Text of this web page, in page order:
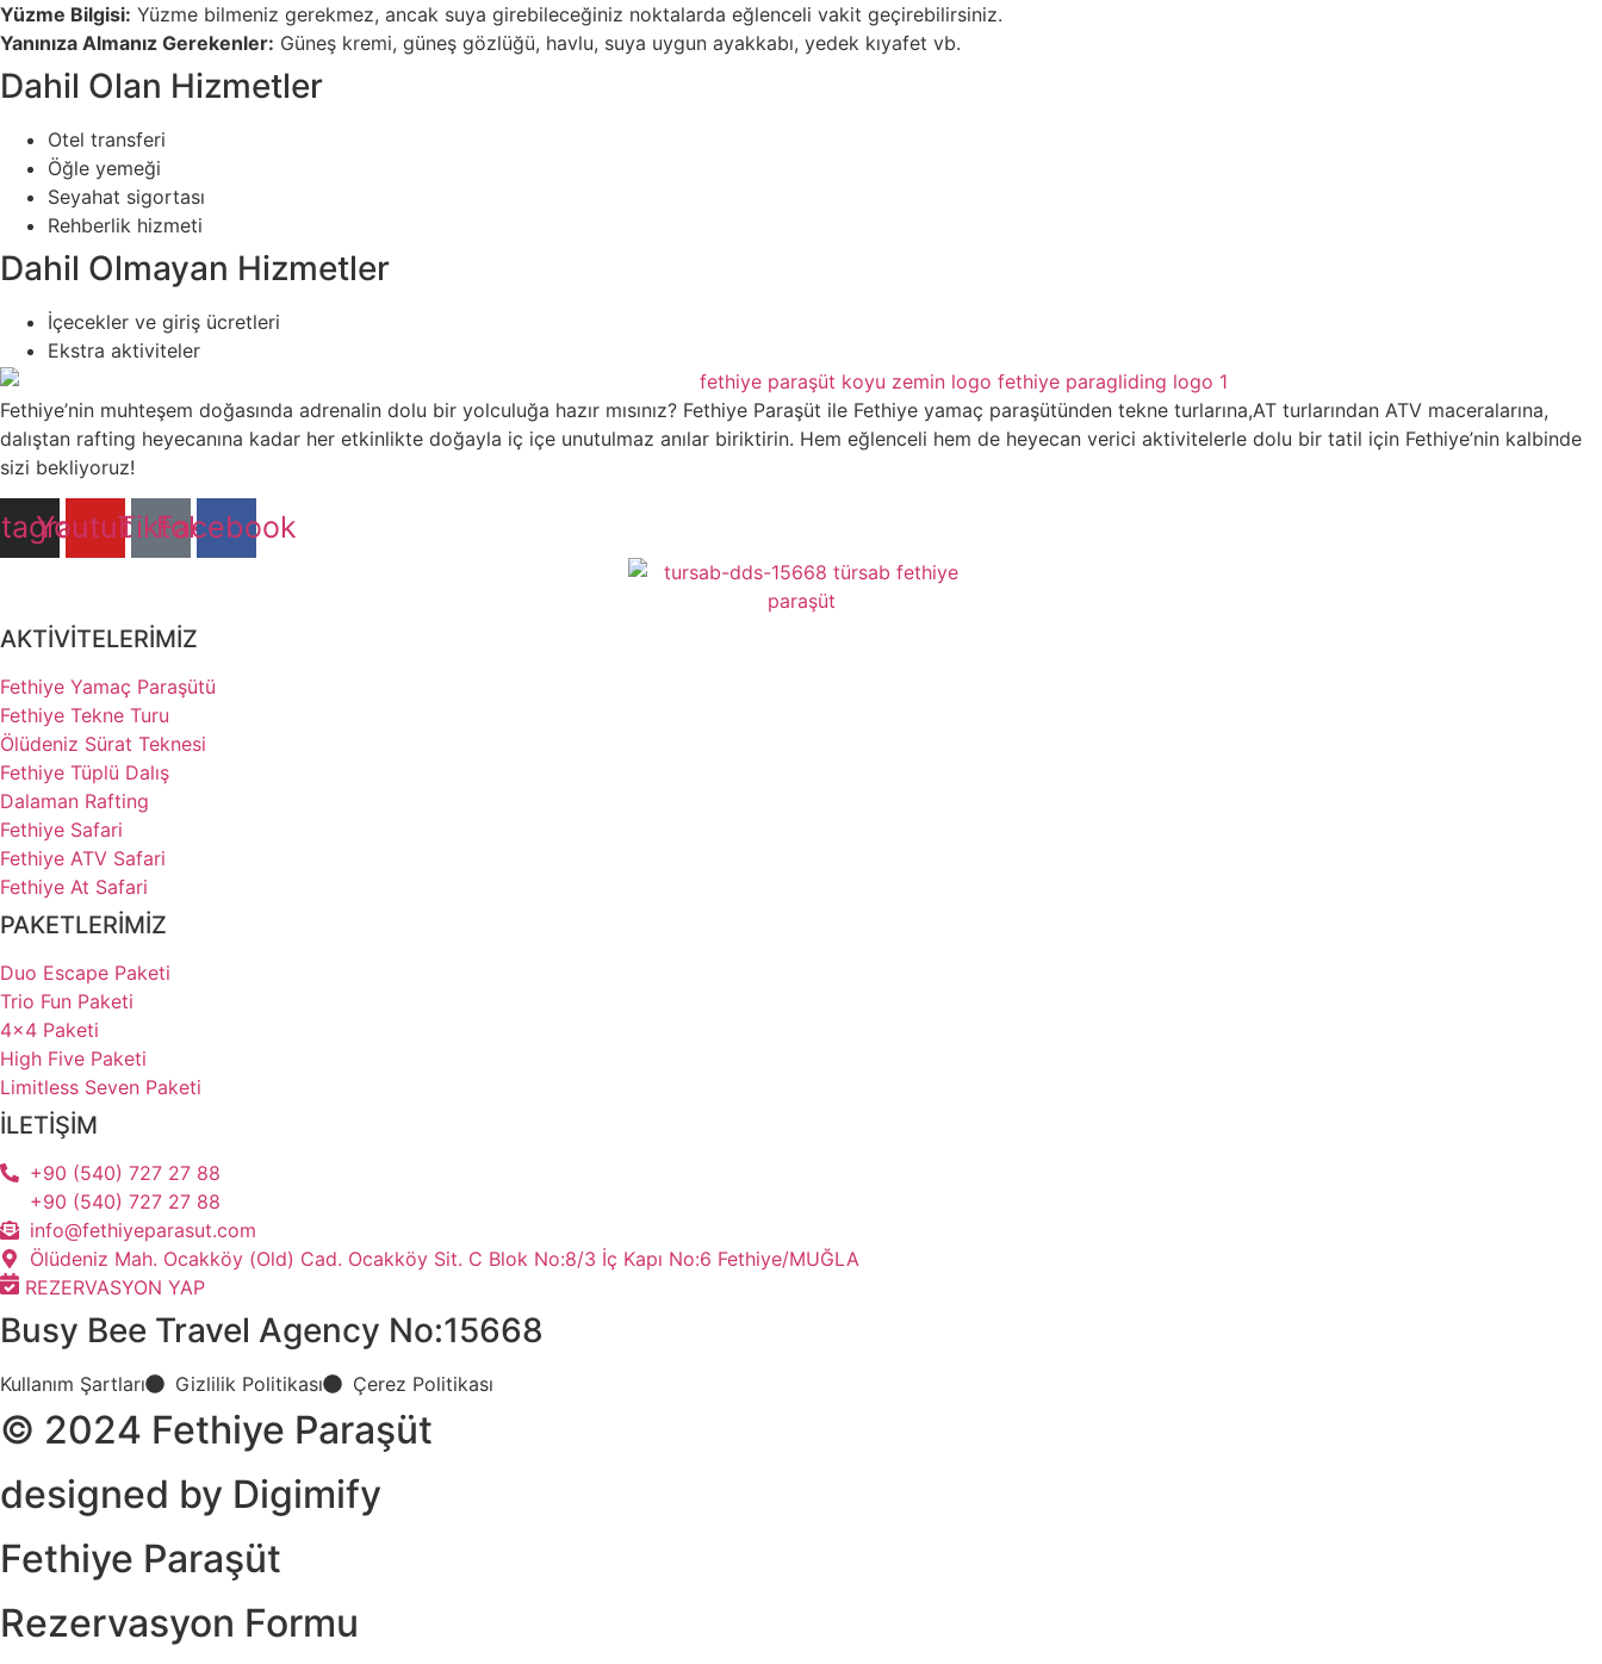
Yüzme Bilgisi: Yüzme bilmeniz gerekmez, ancak suya girebileceğiniz noktalarda eğlenceli vakit geçirebilirsiniz.
Yanınıza Almanız Gerekenler: Güneş kremi, güneş gözlüğü, havlu, suya uygun ayakkabı, yedek kıyafet vb.
Dahil Olan Hizmetler
Otel transferi
Öğle yemeği
Seyahat sigortası
Rehberlik hizmeti
Dahil Olmayan Hizmetler
İçecekler ve giriş ücretleri
Ekstra aktiviteler
Fethiye’nin muhteşem doğasında adrenalin dolu bir yolculuğa hazır mısınız? Fethiye Paraşüt ile Fethiye yamaç paraşütünden tekne turlarına,AT turlarından ATV maceralarına,
dalıştan rafting heyecanına kadar her etkinlikte doğayla iç içe unutulmaz anılar biriktirin. Hem eğlenceli hem de heyecan verici aktivitelerle dolu bir tatil için Fethiye’nin kalbinde
sizi bekliyoruz!
YoutubeTiktok
Facebook
AKTİVİTELERİMİZ
Fethiye Yamaç Paraşütü
Fethiye Tekne Turu
Ölüdeniz Sürat Teknesi
Fethiye Tüplü Dalış
Dalaman Rafting
Fethiye Safari
Fethiye ATV Safari
Fethiye At Safari
PAKETLERİMİZ
Duo Escape Paketi
Trio Fun Paketi
4x4 Paketi
High Five Paketi
Limitless Seven Paketi
İLETİŞİM
+90 (540) 727 27 88
+90 (540) 727 27 88
info@fethiyeparasut.com
Ölüdeniz Mah. Ocakköy (Old) Cad. Ocakköy Sit. C Blok No:8/3 İç Kapı No:6 Fethiye/MUĞLA
REZERVASYON YAP
Busy Bee Travel Agency No:15668
Kullanım Şartları Gizlilik Politikası Çerez Politikası
© 2024 Fethiye Paraşüt
designed by Digimify
Fethiye Paraşüt
Rezervasyon Formu